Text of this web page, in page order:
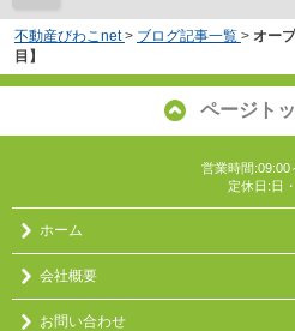
不動産びわこnet > ブログ記事一覧 > オー
目】
ページト
営業時間:09:00
定休日:日
ホーム
会社概要
お問い合わせ